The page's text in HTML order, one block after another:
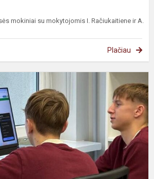
mokiniai su mokytojomis I. Račiukaitiene ir A.
Plačiau